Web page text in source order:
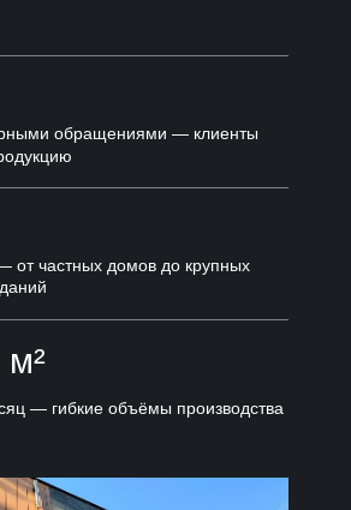
обращениями — клиенты
от частных домов до крупных
м²
— гибкие объёмы производства